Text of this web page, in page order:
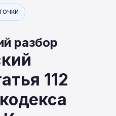
разбор
112